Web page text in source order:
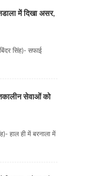
में दिखा असर,
सिंह)- सफाई
सेवाओं को
हाल ही में बरनाला में